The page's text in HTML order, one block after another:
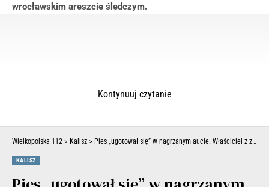
wrocławskim areszcie śledczym.
Kontynuuj czytanie
Wielkopolska 112 > Kalisz > Pies „ugotował się” w nagrzanym aucie. Właściciel z zarzutami
KALISZ